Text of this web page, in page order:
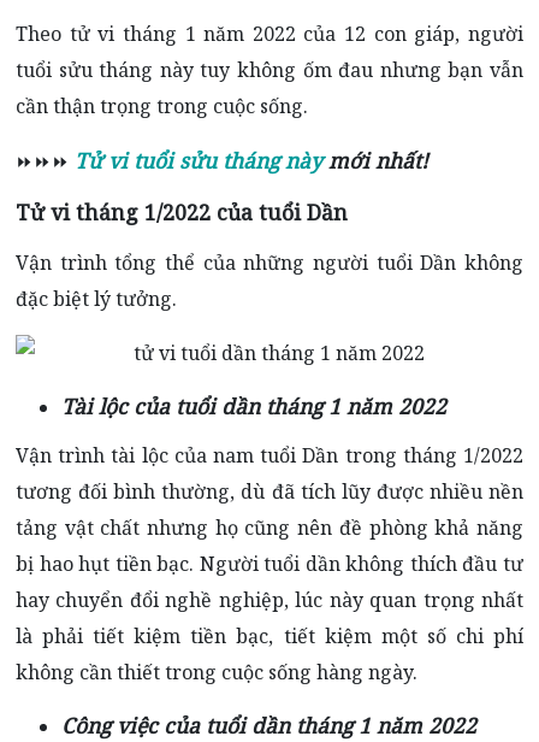
Theo tử vi tháng 1 năm 2022 của 12 con giáp, người
tuổi sửu tháng này tuy không ốm đau nhưng bạn vẫn
cần thận trọng trong cuộc sống.
⏩⏩⏩ Tử vi tuổi sửu tháng nàymới nhất!
Tử vi tháng 1/2022 của tuổi Dần
Vận trình tổng thể của những người tuổi Dần không
đặc biệt lý tưởng.
Tài lộc của tuổi dần tháng 1 năm 2022
Vận trình tài lộc của nam tuổi Dần trong tháng 1/2022
tương đối bình thường, dù đã tích lũy được nhiều nền
tảng vật chất nhưng họ cũng nên đề phòng khả năng
bị hao hụt tiền bạc. Người tuổi dần không thích đầu tư
hay chuyển đổi nghề nghiệp, lúc này quan trọng nhất
là phải tiết kiệm tiền bạc, tiết kiệm một số chi phí
không cần thiết trong cuộc sống hàng ngày.
Công việc của tuổi dần tháng 1 năm 2022